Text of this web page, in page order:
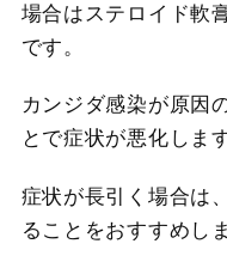
場合はステロイド軟
です。
カンジダ感染が原因
とで症状が悪化しま
症状が長引く場合は
ることをおすすめし